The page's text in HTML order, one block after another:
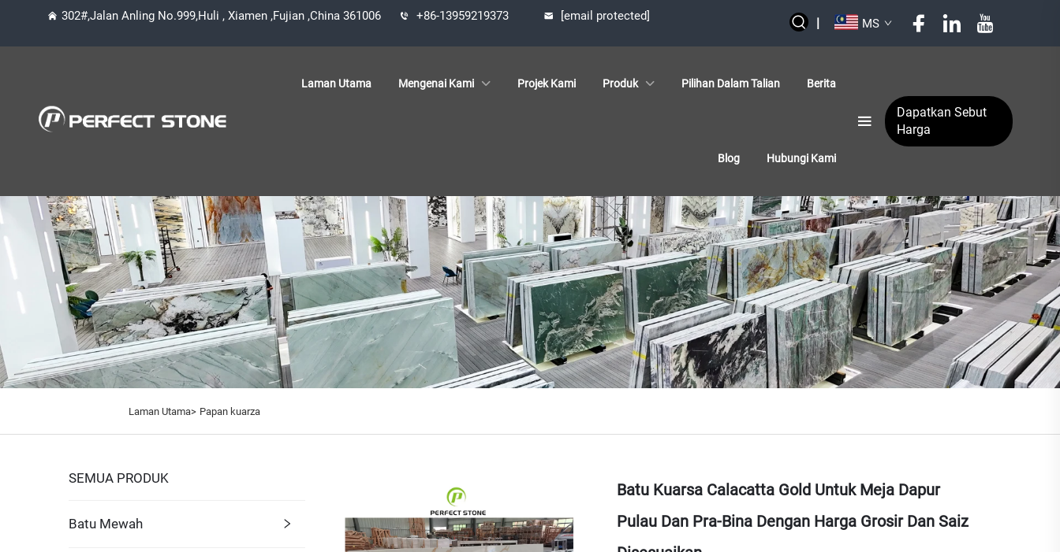
302#,Jalan Anling No.999,Huli , Xiamen ,Fujian ,China 361006 +86-13959219373 [email protected] | MS
Laman Utama Mengenai Kami Projek Kami Produk Pilihan Dalam Talian Berita
Blog Hubungi Kami
Dapatkan Sebut
Harga
Laman Utama> Papan kuarza
SEMUA PRODUK
Batu Mewah
Batu Kuarsa Calacatta Gold Untuk Meja Dapur
Pulau Dan Pra-Bina Dengan Harga Grosir Dan Saiz